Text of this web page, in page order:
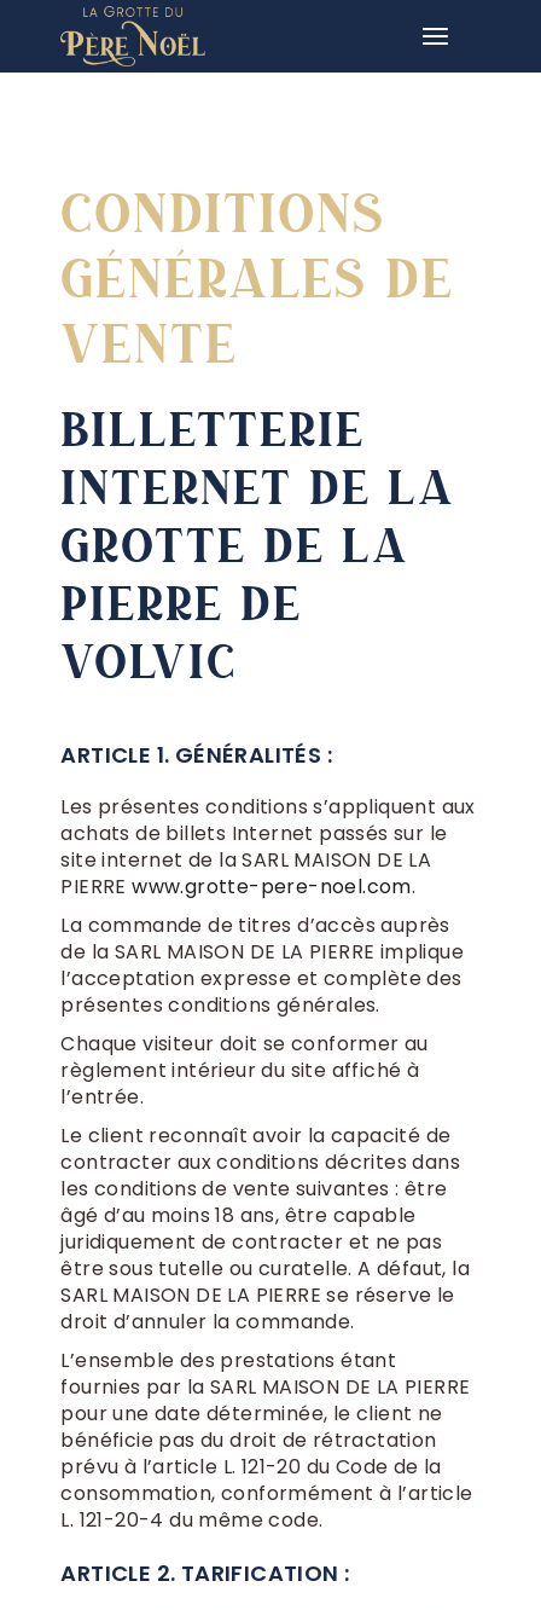
Conditions
générales de
vente
BILLETTERIE
INTERNET DE LA
GROTTE DE LA
PIERRE DE
VOLVIC
ARTICLE 1. GÉNÉRALITÉS :
Les présentes conditions s’appliquent aux
achats de billets Internet passés sur le
site internet de la SARL MAISON DE LA
PIERREwww.grotte-pere-noel.com.
La commande de titres d’accès auprès
de la SARL MAISON DE LA PIERRE implique
l’acceptation expresse et complète des
présentes conditions générales.
Chaque visiteur doit se conformer au
règlement intérieur du site affiché à
l’entrée.
Le client reconnaît avoir la capacité de
contracter aux conditions décrites dans
les conditions de vente suivantes : être
âgé d’au moins 18 ans, être capable
juridiquement de contracter et ne pas
être sous tutelle ou curatelle. A défaut, la
SARL MAISON DE LA PIERRE se réserve le
droit d’annuler la commande.
L’ensemble des prestations étant
fournies par la SARL MAISON DE LA PIERRE
pour une date déterminée, le client ne
bénéficie pas du droit de rétractation
prévu à l’article L. 121-20 du Code de la
consommation, conformément à l’article
L. 121-20-4 du même code.
ARTICLE 2. TARIFICATION :